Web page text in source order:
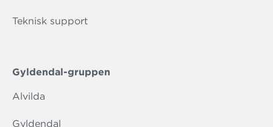
Teknisk support
Gyldendal-gruppen
Alvilda
Gyldendal